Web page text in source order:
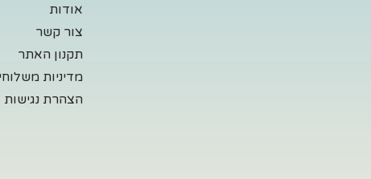
אודות
צור קשר
תקנון האתר
מדיניות
הצהרת נגישות